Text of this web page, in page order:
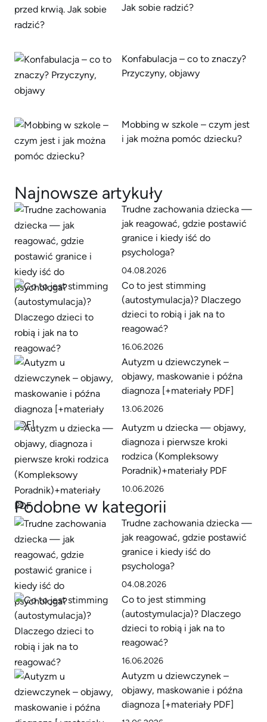
Jak sobie radzić?
Konfabulacja – co to znaczy?
Przyczyny, objawy
Mobbing w szkole – czym jest
i jak można pomóc dziecku?
Najnowsze artykuły
Trudne zachowania dziecka —
jak reagować, gdzie postawić
granice i kiedy iść do
psychologa?
04.08.2026
Co to jest stimming
(autostymulacja)? Dlaczego
dzieci to robią i jak na to
reagować?
16.06.2026
Autyzm u dziewczynek –
objawy, maskowanie i późna
diagnoza [+materiały PDF]
13.06.2026
Autyzm u dziecka — objawy,
diagnoza i pierwsze kroki
rodzica (Kompleksowy
Poradnik)+materiały PDF
10.06.2026
Podobne w kategorii
Trudne zachowania dziecka —
jak reagować, gdzie postawić
granice i kiedy iść do
psychologa?
04.08.2026
Co to jest stimming
(autostymulacja)? Dlaczego
dzieci to robią i jak na to
reagować?
16.06.2026
Autyzm u dziewczynek –
objawy, maskowanie i późna
diagnoza [+materiały PDF]